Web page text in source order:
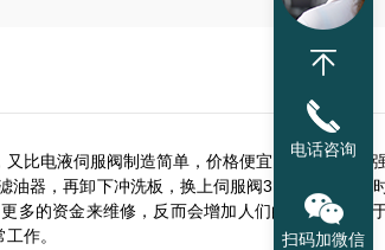
比电液伺服阀制造简单，价格便宜，抗污染能力
器，再卸下冲洗板，换上伺服阀3、使用该设备
多的资金来维修，反而会增加人们的支出成本由
作。
电话咨询
扫码加微信